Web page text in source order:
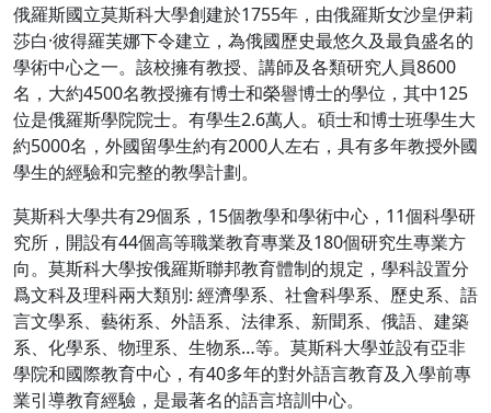
俄羅斯國立莫斯科大學創建於1755年，由俄羅斯女沙皇伊莉
莎白·彼得羅芙娜下令建立，為俄國歷史最悠久及最負盛名的
學術中心之一。該校擁有教授、講師及各類研究人員8600
名，大約4500名教授擁有博士和榮譽博士的學位，其中125
位是俄羅斯學院院士。有學生2.6萬人。碩士和博士班學生大
約5000名，外國留學生約有2000人左右，具有多年教授外國
學生的經驗和完整的教學計劃。
莫斯科大學共有29個系，15個教學和學術中心，11個科學研
究所，開設有44個高等職業教育專業及180個研究生專業方
向。莫斯科大學按俄羅斯聯邦教育體制的規定，學科設置分
爲文科及理科兩大類別: 經濟學系、社會科學系、歷史系、語
言文學系、藝術系、外語系、法律系、新聞系、俄語、建築
系、化學系、物理系、生物系…等。莫斯科大學並設有亞非
學院和國際教育中心，有40多年的對外語言教育及入學前專
業引導教育經驗，是最著名的語言培訓中心。